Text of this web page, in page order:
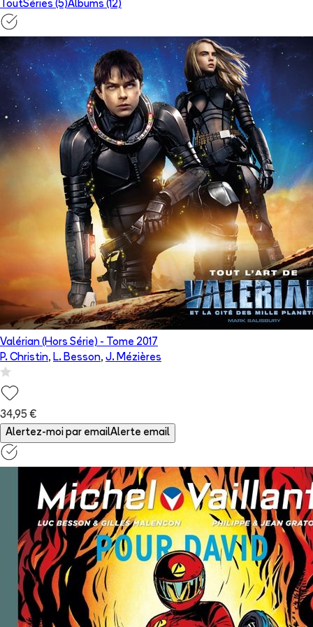
ToutSéries (5)Albums (12)
Valérian (Hors Série) - Tome 2017
P. Christin, L. Besson, J. Mézières
34,95 €
Alertez-moi par emailAlerte email